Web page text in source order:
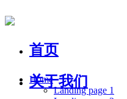
首页
关于我们
Home
Landing page 1